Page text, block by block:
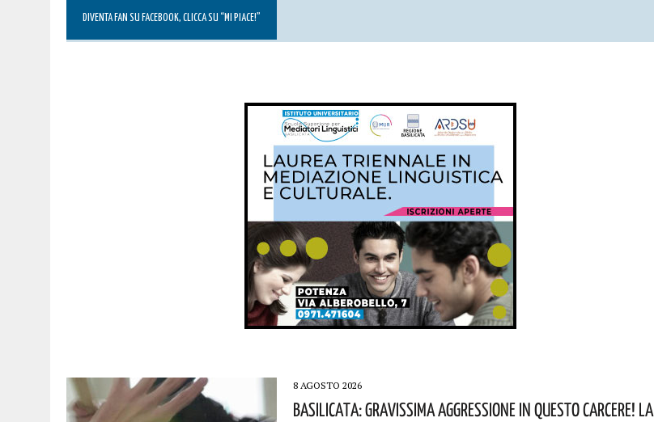
DIVENTA FAN SU FACEBOOK, CLICCA SU “MI PIACE!”
8 AGOSTO 2026
Basilicata: Gravissima Aggressione In Questo Carcere! La